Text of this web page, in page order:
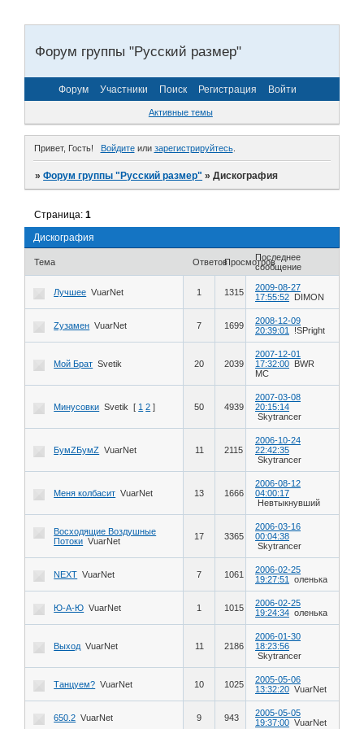
Форум группы "Русский размер"
Форум Участники Поиск Регистрация Войти
Активные темы
Привет, Гость! Войдитеили зарегистрируйтесь.
»Форум группы "Русский размер" »Дискография
Дискография
Страница:1
Тема ОтветовПросмотровПоследнее
сообщение
Лучшее VuarNet 1 1315
2009-08-27
17:55:52
DIMON
Zузамен VuarNet 7 1699
2008-12-09
20:39:01
!SPright
Мой Брат Svetik 20 2039
2007-12-01
17:32:00
BWR
MC
Минусовки Svetik [ 1 2 ] 50 4939
2007-03-08
20:15:14
Skytrancer
БумZБумZ VuarNet 11 2115
2006-10-24
22:42:35
Skytrancer
Меня колбасит VuarNet 13 1666
2006-08-12
04:00:17
Невтыкнувший
Восходящие Воздушные
Потоки VuarNet 17 3365
2006-03-16
00:04:38
Skytrancer
NEXT VuarNet 7 1061
2006-02-25
19:27:51
оленька
Ю-А-Ю VuarNet 1 1015
2006-02-25
19:24:34 оленька
Выход VuarNet 11 2186
2006-01-30
18:23:56
Skytrancer
Танцуем? VuarNet 10 1025
2005-05-06
13:32:20 VuarNet
650.2 VuarNet 9 943
2005-05-05
19:37:00 VuarNet